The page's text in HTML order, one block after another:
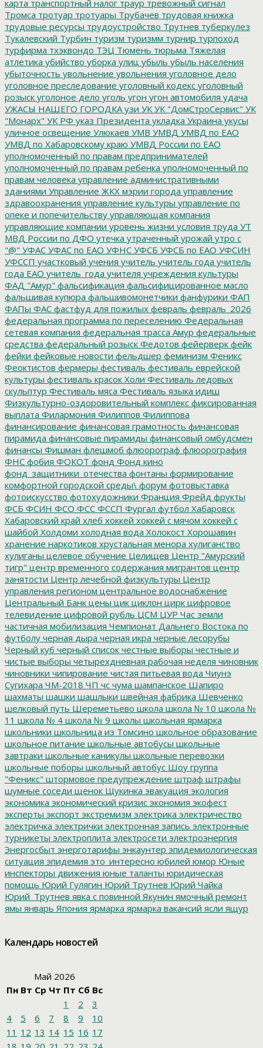
карта транспортный налог траур тревожный сигнал
Тромса тротуар тротуары Трубачев трудовая книжка
трудовые ресурсы трудоустройство Трутнев туберкулез
Тукалевский Турбин туризм туризмм турнир турпоход
турфирма тхэквондо ТЭЦ Тюмень тюрьма Тяжелая
атлетика убийство уборка улиц убыль убыль населения
убыточность увольнение увольнения уголовное дело
уголовное преследование уголовный кодекс уголовный
розыск уголоное дело уголь угон угон автомобиля удача
УЖАСЫ НАШЕГО ГОРОДКА узи УК УК "ДомСтроСервис" УК
"Монарх" УК РФ указ Президента укладка Украина укусы
уличное освещение Улюкаев УМВ УМВД УМВД по ЕАО
УМВД по Хабаровскому краю УМВД России по ЕАО
уполномоченный по правам предпринимателей
уполномоченный по правам ребенка уполномоченный по
правам человека управление административными
зданиями Управление ЖКХ мэрии города управление
здравоохранения управление культуры управление по
опеке и попечительству управляющая компания
управляющие компании уровень жизни условия труда УТ
МВД России по ДФО утечка утраченный урожай утро с
"@" УФАС УФАС по ЕАО УФНС УФСБ УФСБ по ЕАО УФСИН
УФССП участковый учения учитель учитель года учитель
года ЕАО учитель_года учителя учреждения культуры
ФАД "Амур" фальсификация фальсифицированное масло
фальшивая купюра фальшивомонетчики фанфурики ФАП
ФАПы ФАС фастфуд для пожилых февраль февраль_2026
федеральная программа по переселению Федеральная
сетевая компания федеральная трасса Амур федеральные
средства федеральный розыск Федотов фейерверк фейк
фейки фейковые новости фельдшер феминизм Феникс
Феоктистов фермеры фестиваль фестиваль еврейской
культуры фестиваль красок Холи Фестиваль ледовых
скульптур Фестиваль мяса Фестиваль языка идиш
Физкультурно-оздоровительный комплекс фиксированная
выплата Филармония Филиппов Филиппова
финансирование финансовая грамотность финансовая
пирамида финансовые пирамиды финансовый омбудсмен
финансы Фишман флешмоб флюорограф флюорография
ФНС фобия ФОКОТ фонд Фонд кино
фонд_защитники_отечества фонтаны формирование
комфортной городской среды\ форум фотовыставка
фотоискусство фотохудожники Франция Фрейд фрукты
ФСБ ФСИН ФСО ФСС ФССП Фургал футбол Хабаровск
Хабаровский край хлеб хоккей хоккей с мячом хоккей с
шайбой Холдоми холодная вода Холокост Хорошавин
хранение наркотиков хрустальная менора хулиганство
хулиганы целевое обучение Целищев Центр "Амурский
тигр" центр временного содержания мигрантов центр
занятости Центр лечебной физкультуры Центр
управления регионом центральное водоснабжение
Центральный Банк цены цик циклон цирк цифровое
телевидение цифровой рубль ЦСМ ЦУР Час земли
частичная мобилизация Чемпионат Дальнего Востока по
футболу черная дыра черная икра черные лесорубы
Черный куб черный список честные выборы честные и
чистые выборы четырехдневная рабочая неделя чиновник
чиновники чипирование чистая питьевая вода Чиунэ
Сугихара ЧМ-2018 ЧП чс чума шампанское Шапиро
шахматы шашки шашлыки швейная фабрика Шевченко
шелковый путь Шереметьево школа школа № 10 школа №
11 школа № 4 школа № 9 школы школьная ярмарка
школьники школьница из Томсино школьное образование
школьное питание школьные автобусы школьные
завтраки школьные каникулы школьные перевозки
школьные поборы школьный автобус Шоу группа
"Феникс" штормовое предупреждение штраф штрафы
шумные соседи щенок Щукинка эвакуация экология
экономика экономический кризис экономия экофест
эксперты экспорт экстремизм электрика электричество
электричка электрички электронная запись электронные
турникеты электроплита электросети электроэнергия
Энергосбыт энерготарифы энкаунтер эпидемиологическая
ситуация эпидемия это_интересно юбилей юмор Юные
инспекторы движения юные таланты юридическая
помощь Юрий Гулягин Юрий Трутнев Юрий Чайка
Юрий_Трутнев явка с повинной Якунин ямочный ремонт
ямы январь Япония ярмарка ярмарка вакансий ясли ящур
Календарь новостей
Май 2026
Пн Вт Ср Чт Пт Сб Вс
1
2
3
4
5 6 7 8 9
10
11 12 13 14 15 16 17